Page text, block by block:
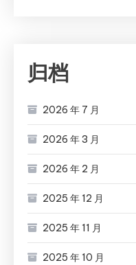
归档
2026 年 7 月
2026 年 3 月
2026 年 2 月
2025 年 12 月
2025 年 11 月
2025 年 10 月